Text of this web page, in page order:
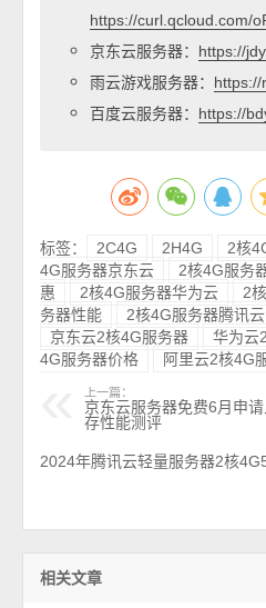
https://curl.qcloud.com/
京东云服务器： https://
雨云游戏服务器： https://
百度云服务器： https://
标签： 2C4G 2H4G 2核
4G服务器京东云
2核4G服务
惠
2核4G服务器华为云 2
务器性能
2核4G服务器腾讯云
京东云2核4G服务器
华为云
4G服务器价格
阿里云2核4G
上一篇：
京东云服务器免费6月申
存性能测评
2024年腾讯云轻量服务器2核
相关文章